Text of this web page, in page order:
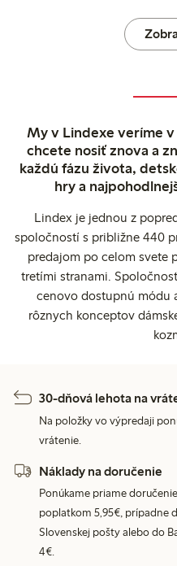
My v Lindexe veríme
chcete nosiť znova a
každú fázu života,
hry a
Lindex je jednou z
spoločností s približne 440
predajom po celom svete
tretími stranami.
cenovo dostupnú módu
rôznych konceptov
30-dňová lehota na
Na položky vo výpredaji
vrátenie.
Náklady na doručenie
Ponúkame priame
poplatkom 5,95€, prípadne
Slovenskej pošty alebo do
4€.